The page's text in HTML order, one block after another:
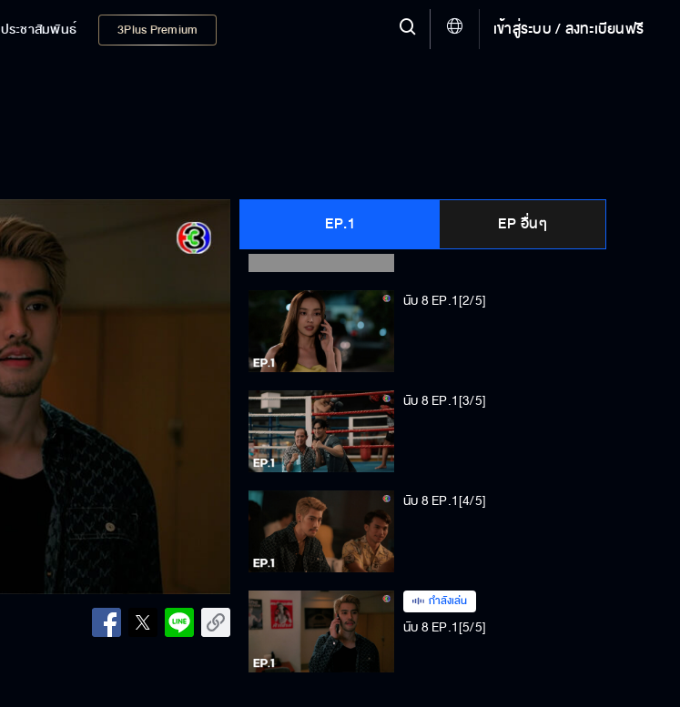
ประชาสัมพันธ์ 3Plus Premium เข้าสู่ระบบ / ลงทะเบียนฟรี
EP.1 EP อื่นๆ
นับ 8 EP.1[1/5]
นับ 8 EP.1[2/5]
นับ 8 EP.1[3/5]
นับ 8 EP.1[4/5]
กำลังเล่น
นับ 8 EP.1[5/5]